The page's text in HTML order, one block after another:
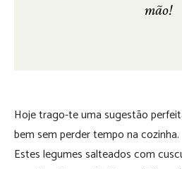
mão!
Hoje trago-te uma sugestão
bem sem perder tempo na cozinha.
Estes legumes salteados com